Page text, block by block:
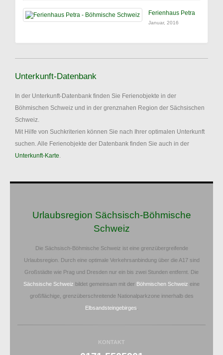
Ferienhaus Petra
Januar, 2016
Unterkunft-Datenbank
In der Unterkunft-Datenbank finden Sie Ferienobjekte in der
Böhmischen Schweiz und in der grenznahen Region der Sächsischen
Schweiz.
Mit Hilfe von Suchkriterien können Sie nach Ihrer optimalen Unterkunft
suchen. Alle Ferienobjekte der Datenbank finden Sie auch in der
Unterkunft-Karte.
Urlaubsregion Sächsisch-Böhmische
Schweiz
Die Sächsisch-Böhmische Schweiz ist eine grenzübergreifende
Urlaubsregion. Durch eine optimale Verkehrsanbindung über die A17 sind
Großstädte wie Prag und Dresden nur ein bis zwei Stunden entfernt. Die
Sächsische Schweiz bildet gemeinsam mit der Böhmischen Schweiz eine
großflächige, grenzüberschreitende Nationalparkzone innerhalb des
Elbsandsteingebirges
KONTAKT